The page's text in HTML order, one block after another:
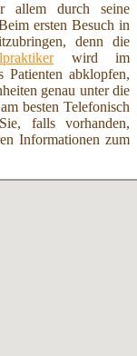
allem durch seine
ersten Besuch in
denn die
wird im
Patienten abklopfen,
genau unter die
besten Telefonisch
falls vorhanden,
Informationen zum